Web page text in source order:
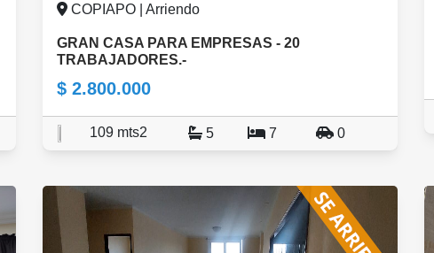
COPIAPO | Arriendo
GRAN CASA PARA EMPRESAS - 20
TRABAJADORES.-
$ 2.800.000
109 mts2 5 7 0